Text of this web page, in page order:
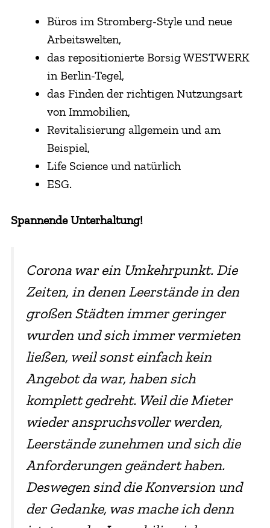
Büros im Stromberg-Style und neue
Arbeitswelten,
das repositionierte Borsig WESTWERK
in Berlin-Tegel,
das Finden der richtigen Nutzungsart
von Immobilien,
Revitalisierung allgemein und am
Beispiel,
Life Science und natürlich
ESG.
Spannende Unterhaltung!
Corona war ein Umkehrpunkt. Die
Zeiten, in denen Leerstände in den
großen Städten immer geringer
wurden und sich immer vermieten
ließen, weil sonst einfach kein
Angebot da war, haben sich
komplett gedreht. Weil die Mieter
wieder anspruchsvoller werden,
Leerstände zunehmen und sich die
Anforderungen geändert haben.
Deswegen sind die Konversion und
der Gedanke, was mache ich denn